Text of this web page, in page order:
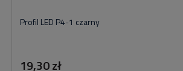
Profil LED P4-1 czarny
19,30 zł